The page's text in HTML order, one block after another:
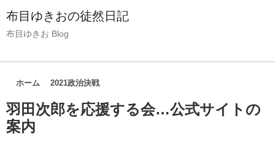
布目ゆきおの徒然日記
布目ゆきお Blog
ホーム 2021政治決戦
羽田次郎を応援する会…公式サイトの
案内